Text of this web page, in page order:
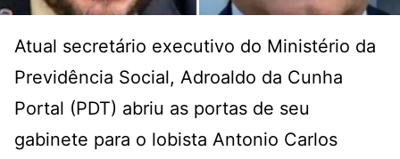
Atual secretário executivo do Ministério da
Previdência Social, Adroaldo da Cunha
Portal (PDT) abriu as portas de seu
gabinete para o lobista Antonio Carlos